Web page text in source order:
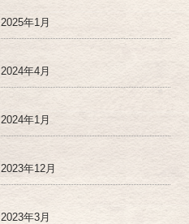
2025年1月
2024年4月
2024年1月
2023年12月
2023年3月